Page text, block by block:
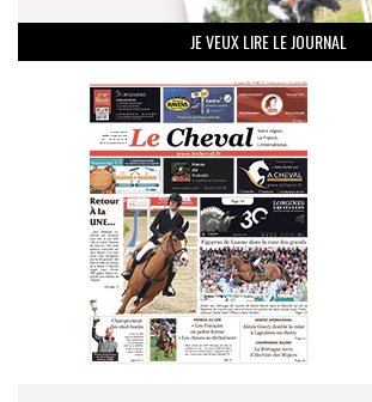
JE VEUX LIRE LE JOURNAL